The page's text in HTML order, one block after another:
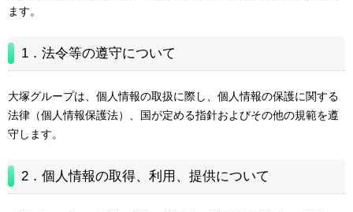
ます。
1．法令等の遵守について
大塚グループは、個人情報の取扱に際し、個人情報の保護に関する
法律（個人情報保護法）、国が定める指針およびその他の規範を遵
守します。
2．個人情報の取得、利用、提供について